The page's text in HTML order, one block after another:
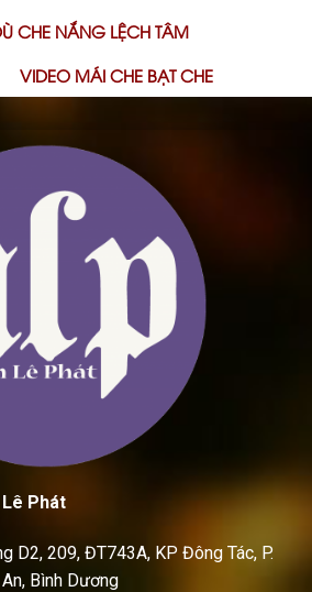
CHE NẮNG LỆCH TÂM
VIDEO MÁI CHE BẠT CHE
Phát
D2, 209, ĐT743A, KP Đông Tác, P.
Bình Dương